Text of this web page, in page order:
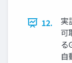
12.
実
可
る
自